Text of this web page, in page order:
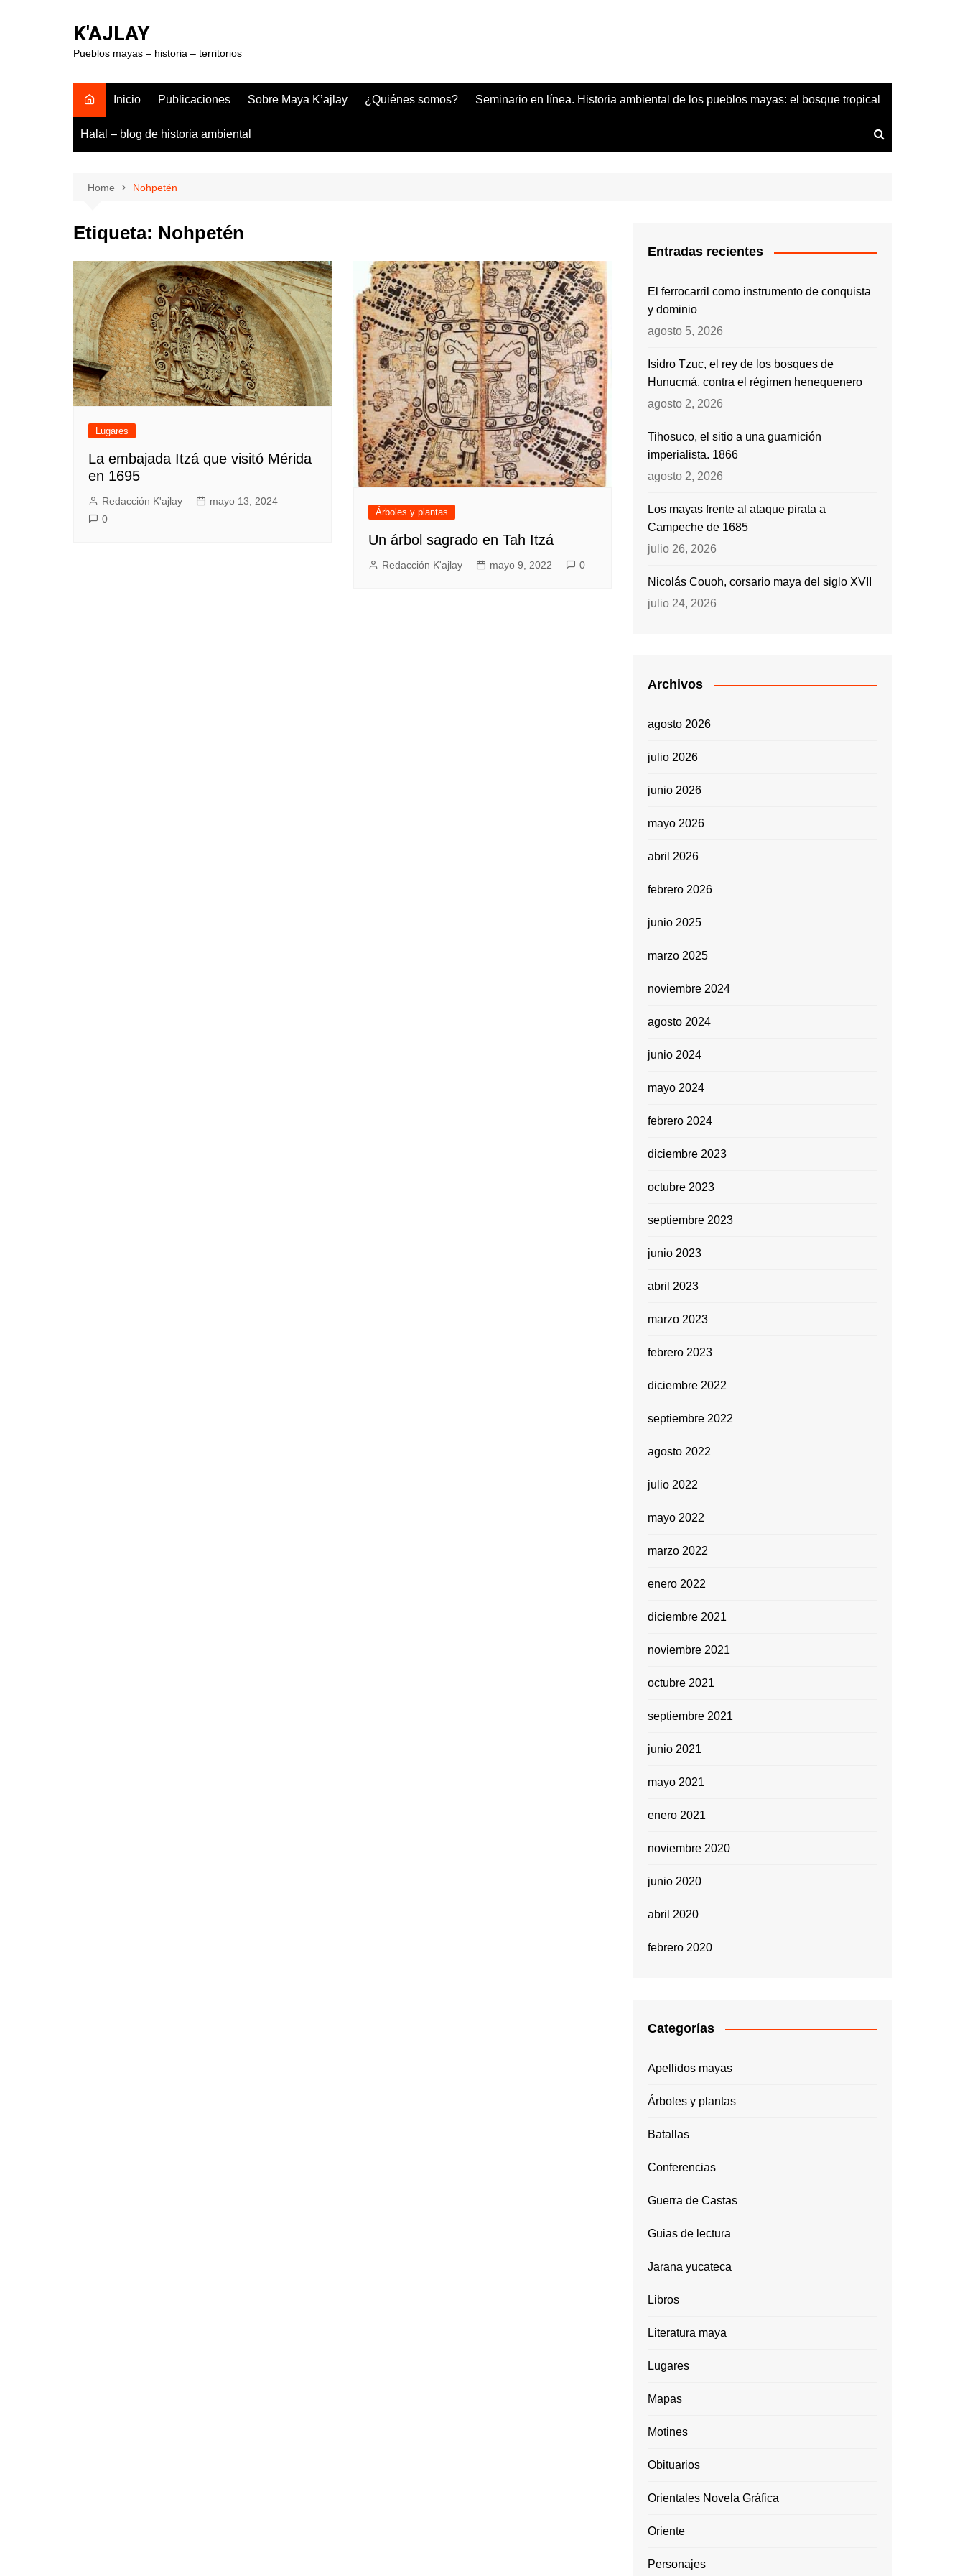
K'AJLAY
Pueblos mayas – historia – territorios
Inicio Publicaciones Sobre Maya K’ajlay ¿Quiénes somos? Seminario en línea. Historia ambiental de los pueblos mayas: el bosque tropical
Halal – blog de historia ambiental
Home Nohpetén
Etiqueta: Nohpetén
Lugares
La embajada Itzá que visitó Mérida
en 1695
Redacción K'ajlay
mayo 13, 2024
0
Árboles y plantas
Un árbol sagrado en Tah Itzá
Redacción K'ajlay mayo 9, 2022 0
Entradas recientes
El ferrocarril como instrumento de conquista
y dominio
agosto 5, 2026
Isidro Tzuc, el rey de los bosques de
Hunucmá, contra el régimen henequenero
agosto 2, 2026
Tihosuco, el sitio a una guarnición
imperialista. 1866
agosto 2, 2026
Los mayas frente al ataque pirata a
Campeche de 1685
julio 26, 2026
Nicolás Couoh, corsario maya del siglo XVII
julio 24, 2026
Archivos
agosto 2026
julio 2026
junio 2026
mayo 2026
abril 2026
febrero 2026
junio 2025
marzo 2025
noviembre 2024
agosto 2024
junio 2024
mayo 2024
febrero 2024
diciembre 2023
octubre 2023
septiembre 2023
junio 2023
abril 2023
marzo 2023
febrero 2023
diciembre 2022
septiembre 2022
agosto 2022
julio 2022
mayo 2022
marzo 2022
enero 2022
diciembre 2021
noviembre 2021
octubre 2021
septiembre 2021
junio 2021
mayo 2021
enero 2021
noviembre 2020
junio 2020
abril 2020
febrero 2020
Categorías
Apellidos mayas
Árboles y plantas
Batallas
Conferencias
Guerra de Castas
Guias de lectura
Jarana yucateca
Libros
Literatura maya
Lugares
Mapas
Motines
Obituarios
Orientales Novela Gráfica
Oriente
Personajes